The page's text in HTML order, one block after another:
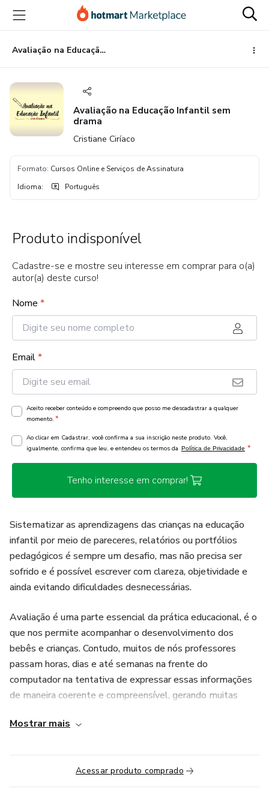
para
conteúdo
principal
para
pagamento
para
rodapé
Avaliação na Educação Infantil sem drama
Avaliação na Educação Infantil sem
drama
Cristiane Ciríaco
Formato: Cursos Online e Serviços de Assinatura
Idioma: Português
Produto indisponível
Cadastre-se e mostre seu interesse em comprar para o(a)
autor(a) deste curso!
Nome *
Email*
Aceito receber conteúdo e compreendo que posso me descadastrar a qualquer
momento. *
Ao clicar em Cadastrar, você confirma a sua inscrição neste produto. Você,
igualmente, confirma que leu, e entendeu os termos da Política de Privacidade *
Tenho interesse em comprar!
Sistematizar as aprendizagens das crianças na educação
infantil por meio de pareceres, relatórios ou portfólios
pedagógicos é sempre um desafio, mas não precisa ser
sofrido e é possível escrever com clareza, objetividade e
ainda evitando dificuldades desnecessárias.
Avaliação é uma parte essencial da prática educacional, é o
que nos permite acompanhar o desenvolvimento dos
bebês e crianças. Contudo, muitos de nós professores
passam horas, dias e até semanas na frente do
computador na tentativa de expressar essas informações
de maneira coerente e compreensível, gerando muitas
tempo e habilidades que isso demanda.
Neste curso, você vai ter acesso a ferramentas e
estratégias para descrever as aprendizagens de forma
precisa e acessível. Abordaremos técnicas eficazes de
Mostrar mais
Acessar produto comprado